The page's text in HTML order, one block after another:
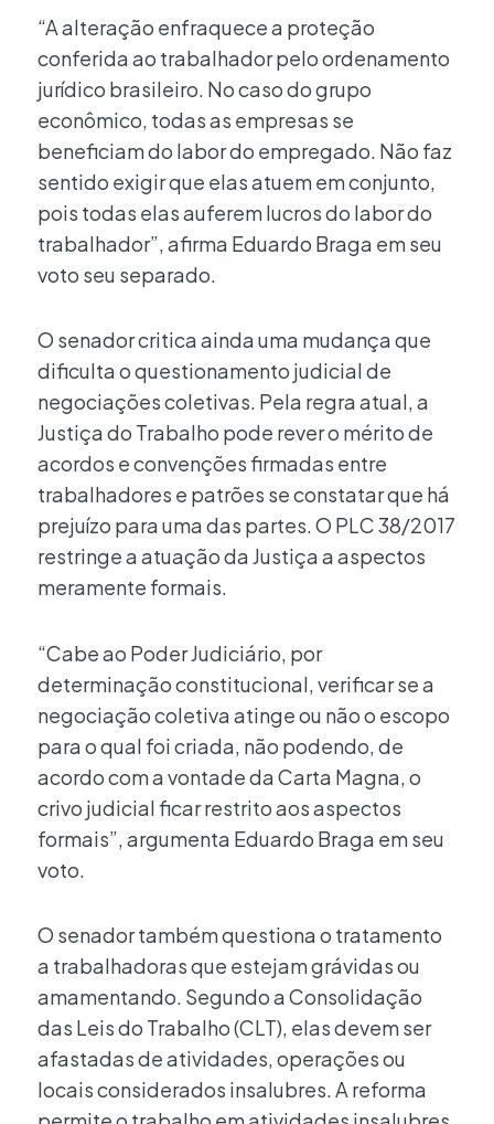
“A alteração enfraquece a proteção
conferida ao trabalhador pelo ordenamento
jurídico brasileiro. No caso do grupo
econômico, todas as empresas se
beneficiam do labor do empregado. Não faz
sentido exigir que elas atuem em conjunto,
pois todas elas auferem lucros do labor do
trabalhador”, afirma Eduardo Braga em seu
voto seu separado.
O senador critica ainda uma mudança que
dificulta o questionamento judicial de
negociações coletivas. Pela regra atual, a
Justiça do Trabalho pode rever o mérito de
acordos e convenções firmadas entre
trabalhadores e patrões se constatar que há
prejuízo para uma das partes. O PLC 38/2017
restringe a atuação da Justiça a aspectos
meramente formais.
“Cabe ao Poder Judiciário, por
determinação constitucional, verificar se a
negociação coletiva atinge ou não o escopo
para o qual foi criada, não podendo, de
acordo com a vontade da Carta Magna, o
crivo judicial ficar restrito aos aspectos
formais”, argumenta Eduardo Braga em seu
voto.
O senador também questiona o tratamento
a trabalhadoras que estejam grávidas ou
amamentando. Segundo a Consolidação
das Leis do Trabalho (CLT), elas devem ser
afastadas de atividades, operações ou
locais considerados insalubres. A reforma